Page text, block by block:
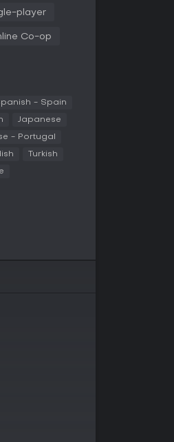
la progresión
como
inspirados en
con diversas
pasivas y
player
Co-op
- Spain
Japanese
- Portugal
Turkish